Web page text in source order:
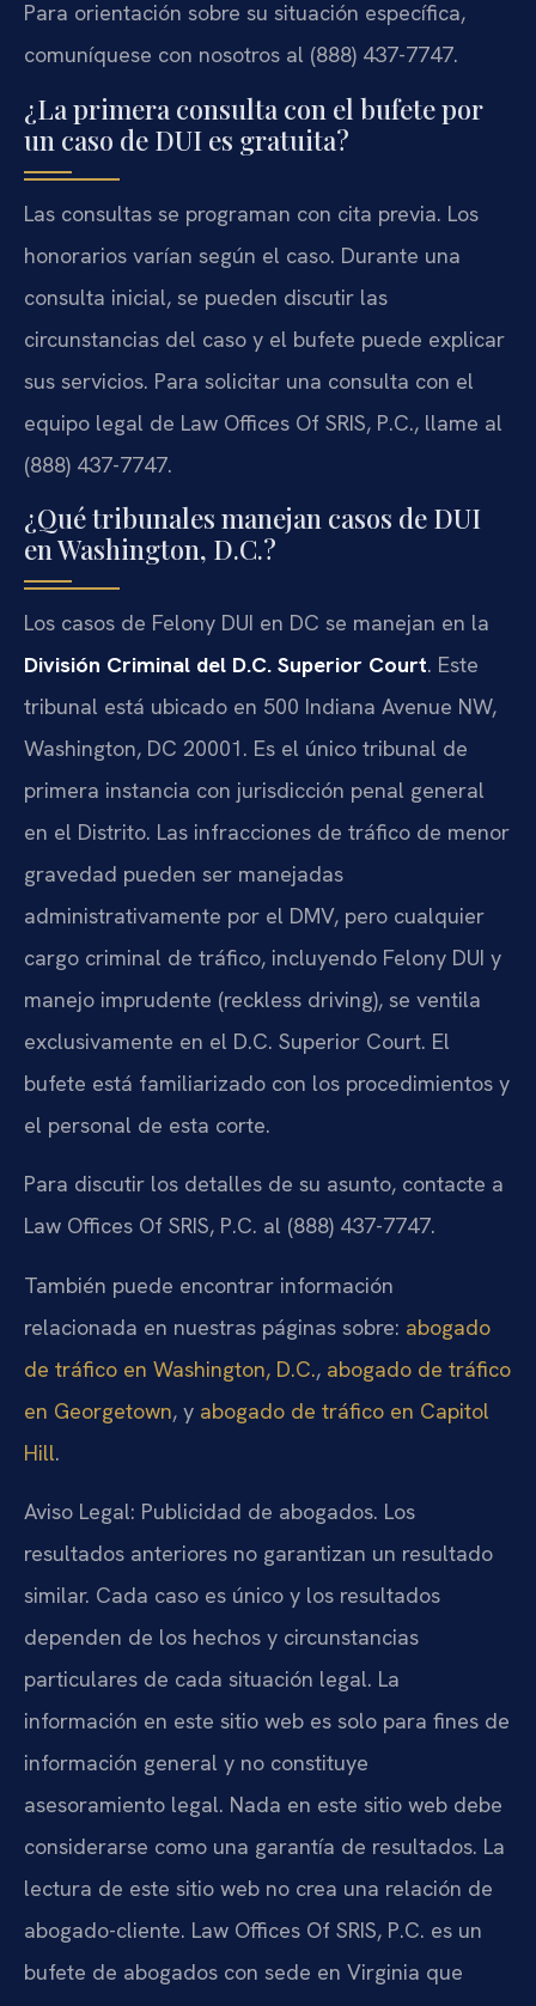
Para orientación sobre su situación específica,
comuníquese con nosotros al (888) 437-7747.
¿La primera consulta con el bufete por
un caso de DUI es gratuita?
Las consultas se programan con cita previa. Los
honorarios varían según el caso. Durante una
consulta inicial, se pueden discutir las
circunstancias del caso y el bufete puede explicar
sus servicios. Para solicitar una consulta con el
equipo legal de Law Offices Of SRIS, P.C., llame al
(888) 437-7747.
¿Qué tribunales manejan casos de DUI
en Washington, D.C.?
Los casos de Felony DUI en DC se manejan en la
División Criminal del D.C. Superior Court. Este
tribunal está ubicado en 500 Indiana Avenue NW,
Washington, DC 20001. Es el único tribunal de
primera instancia con jurisdicción penal general
en el Distrito. Las infracciones de tráfico de menor
gravedad pueden ser manejadas
administrativamente por el DMV, pero cualquier
cargo criminal de tráfico, incluyendo Felony DUI y
manejo imprudente (reckless driving), se ventila
exclusivamente en el D.C. Superior Court. El
bufete está familiarizado con los procedimientos y
el personal de esta corte.
Para discutir los detalles de su asunto, contacte a
Law Offices Of SRIS, P.C. al (888) 437-7747.
También puede encontrar información
relacionada en nuestras páginas sobre: abogado
de tráfico en Washington, D.C., abogado de tráfico
en Georgetown, y abogado de tráfico en Capitol
Hill.
Aviso Legal: Publicidad de abogados. Los
resultados anteriores no garantizan un resultado
similar. Cada caso es único y los resultados
dependen de los hechos y circunstancias
particulares de cada situación legal. La
información en este sitio web es solo para fines de
información general y no constituye
asesoramiento legal. Nada en este sitio web debe
considerarse como una garantía de resultados. La
lectura de este sitio web no crea una relación de
abogado-cliente. Law Offices Of SRIS, P.C. es un
bufete de abogados con sede en Virginia que